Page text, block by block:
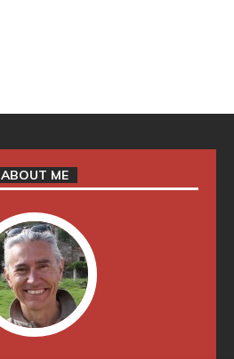
ABOUT ME